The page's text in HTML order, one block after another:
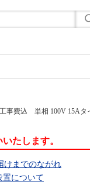
事費込 単相 100V 15Aタ
たします。
けまでのながれ
置について